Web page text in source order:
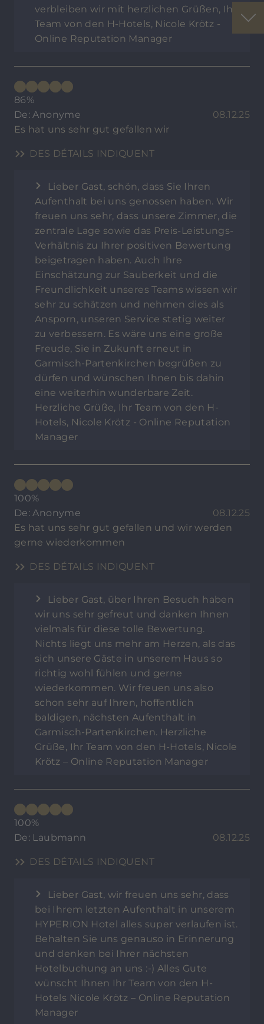
verbleiben wir mit herzlichen Grüßen, Ihr
Team von den H-Hotels, Nicole Krötz -
Online Reputation Manager
86%
De: Anonyme
08.12.25
Es hat uns sehr gut gefallen wir
DES DÉTAILS INDIQUENT
Lieber Gast, schön, dass Sie Ihren
Aufenthalt bei uns genossen haben. Wir
freuen uns sehr, dass unsere Zimmer, die
zentrale Lage sowie das Preis-Leistungs-
Verhältnis zu Ihrer positiven Bewertung
beigetragen haben. Auch Ihre
Einschätzung zur Sauberkeit und die
Freundlichkeit unseres Teams wissen wir
sehr zu schätzen und nehmen dies als
Ansporn, unseren Service stetig weiter
zu verbessern. Es wäre uns eine große
Freude, Sie in Zukunft erneut in
Garmisch-Partenkirchen begrüßen zu
dürfen und wünschen Ihnen bis dahin
eine weiterhin wunderbare Zeit.
Herzliche Grüße, Ihr Team von den H-
Hotels, Nicole Krötz - Online Reputation
Manager
100%
De: Anonyme
08.12.25
Es hat uns sehr gut gefallen und wir werden
gerne wiederkommen
DES DÉTAILS INDIQUENT
Lieber Gast, über Ihren Besuch haben
wir uns sehr gefreut und danken Ihnen
vielmals für diese tolle Bewertung.
Nichts liegt uns mehr am Herzen, als das
sich unsere Gäste in unserem Haus so
richtig wohl fühlen und gerne
wiederkommen. Wir freuen uns also
schon sehr auf Ihren, hoffentlich
baldigen, nächsten Aufenthalt in
Garmisch-Partenkirchen. Herzliche
Grüße, Ihr Team von den H-Hotels, Nicole
Krötz – Online Reputation Manager
100%
De: Laubmann
08.12.25
DES DÉTAILS INDIQUENT
Lieber Gast, wir freuen uns sehr, dass
bei Ihrem letzten Aufenthalt in unserem
HYPERION Hotel alles super verlaufen ist.
Behalten Sie uns genauso in Erinnerung
und denken bei Ihrer nächsten
Hotelbuchung an uns :-) Alles Gute
wünscht Ihnen Ihr Team von den H-
Hotels Nicole Krötz – Online Reputation
Manager